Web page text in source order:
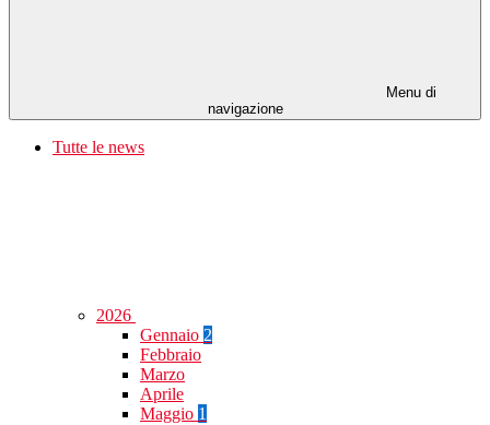
Menu di
navigazione
Tutte le news
2026
Gennaio 2
Febbraio
Marzo
Aprile
Maggio 1